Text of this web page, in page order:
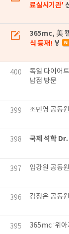
료실시기관'
365mc, 美
식 등재! 🏅
400
독일 다이어
남점 방문
399 조민영 공동
398 국제 석학
397 임강원 공동
396 김정은 공동
395 365mc ‘위아